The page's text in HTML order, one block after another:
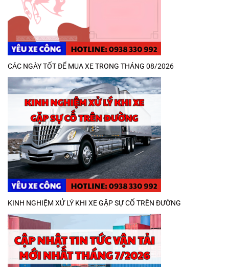
CÁC NGÀY TỐT ĐỂ MUA XE TRONG THÁNG 08/2026
KINH NGHIỆM XỬ LÝ KHI XE GẶP SỰ CỐ TRÊN ĐƯỜNG